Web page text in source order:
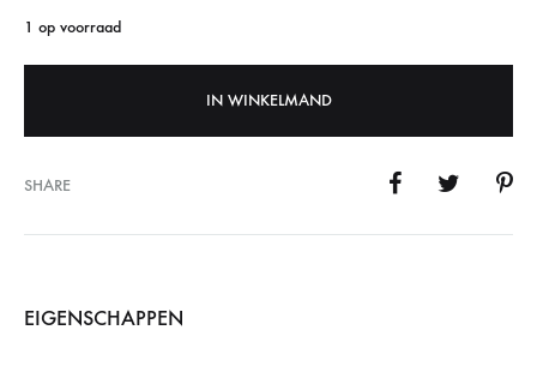
1 op voorraad
IN WINKELMAND
SHARE
EIGENSCHAPPEN